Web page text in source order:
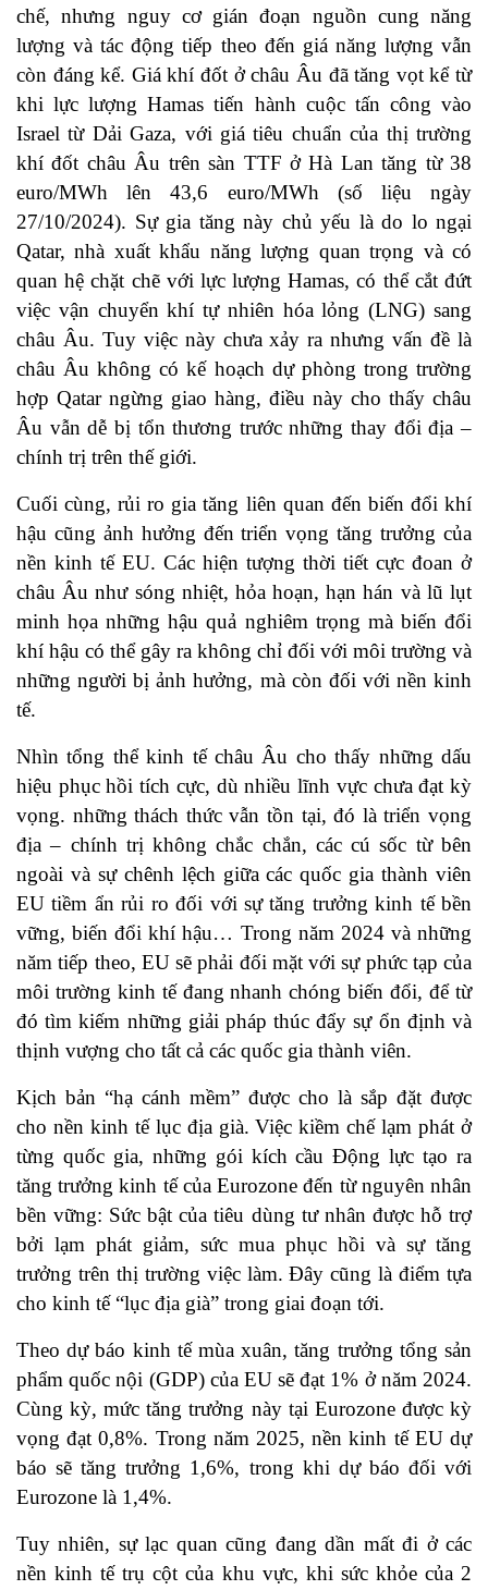
chế, nhưng nguy cơ gián đoạn nguồn cung năng
lượng và tác động tiếp theo đến giá năng lượng vẫn
còn đáng kể. Giá khí đốt ở châu Âu đã tăng vọt kể từ
khi lực lượng Hamas tiến hành cuộc tấn công vào
Israel từ Dải Gaza, với giá tiêu chuẩn của thị trường
khí đốt châu Âu trên sàn TTF ở Hà Lan tăng từ 38
euro/MWh lên 43,6 euro/MWh (số liệu ngày
27/10/2024). Sự gia tăng này chủ yếu là do lo ngại
Qatar, nhà xuất khẩu năng lượng quan trọng và có
quan hệ chặt chẽ với lực lượng Hamas, có thể cắt đứt
việc vận chuyển khí tự nhiên hóa lỏng (LNG) sang
châu Âu. Tuy việc này chưa xảy ra nhưng vấn đề là
châu Âu không có kế hoạch dự phòng trong trường
hợp Qatar ngừng giao hàng, điều này cho thấy châu
Âu vẫn dễ bị tổn thương trước những thay đổi địa –
chính trị trên thế giới.
Cuối cùng, rủi ro gia tăng liên quan đến biến đổi khí
hậu cũng ảnh hưởng đến triển vọng tăng trưởng của
nền kinh tế EU. Các hiện tượng thời tiết cực đoan ở
châu Âu như sóng nhiệt, hỏa hoạn, hạn hán và lũ lụt
minh họa những hậu quả nghiêm trọng mà biến đổi
khí hậu có thể gây ra không chỉ đối với môi trường và
những người bị ảnh hưởng, mà còn đối với nền kinh
tế.
Nhìn tổng thể kinh tế châu Âu cho thấy những dấu
hiệu phục hồi tích cực, dù nhiều lĩnh vực chưa đạt kỳ
vọng. những thách thức vẫn tồn tại, đó là triển vọng
địa – chính trị không chắc chắn, các cú sốc từ bên
ngoài và sự chênh lệch giữa các quốc gia thành viên
EU tiềm ẩn rủi ro đối với sự tăng trưởng kinh tế bền
vững, biến đổi khí hậu… Trong năm 2024 và những
năm tiếp theo, EU sẽ phải đối mặt với sự phức tạp của
môi trường kinh tế đang nhanh chóng biến đổi, để từ
đó tìm kiếm những giải pháp thúc đẩy sự ổn định và
thịnh vượng cho tất cả các quốc gia thành viên.
Kịch bản “hạ cánh mềm” được cho là sắp đặt được
cho nền kinh tế lục địa già. Việc kiềm chế lạm phát ở
từng quốc gia, những gói kích cầu Động lực tạo ra
tăng trưởng kinh tế của Eurozone đến từ nguyên nhân
bền vững: Sức bật của tiêu dùng tư nhân được hỗ trợ
bởi lạm phát giảm, sức mua phục hồi và sự tăng
trưởng trên thị trường việc làm. Đây cũng là điểm tựa
cho kinh tế “lục địa già” trong giai đoạn tới.
Theo dự báo kinh tế mùa xuân, tăng trưởng tổng sản
phẩm quốc nội (GDP) của EU sẽ đạt 1% ở năm 2024.
Cùng kỳ, mức tăng trưởng này tại Eurozone được kỳ
vọng đạt 0,8%. Trong năm 2025, nền kinh tế EU dự
báo sẽ tăng trưởng 1,6%, trong khi dự báo đối với
Eurozone là 1,4%.
Tuy nhiên, sự lạc quan cũng đang dần mất đi ở các
nền kinh tế trụ cột của khu vực, khi sức khỏe của 2